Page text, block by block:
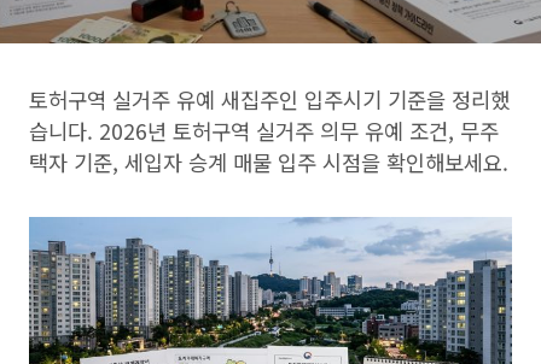
토허구역 실거주 유예 새집주인 입주시기 기준을 정리했
습니다. 2026년 토허구역 실거주 의무 유예 조건, 무주
택자 기준, 세입자 승계 매물 입주 시점을 확인해보세요.